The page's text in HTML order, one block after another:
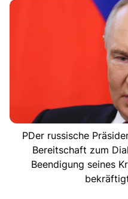
PDer russische
Bereitschaft zum
Beendigung seines